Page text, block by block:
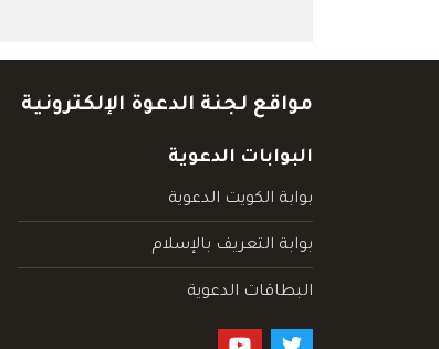
مواقع لجنة الدعوة الإلكترونية
البوابات الدعوية
بوابة الكويت الدعوية
بوابة التعريف بالإسلام
البطاقات الدعوية